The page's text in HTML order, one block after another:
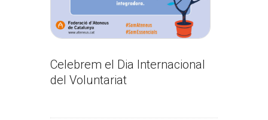
Celebrem el Dia Internacional
del Voluntariat